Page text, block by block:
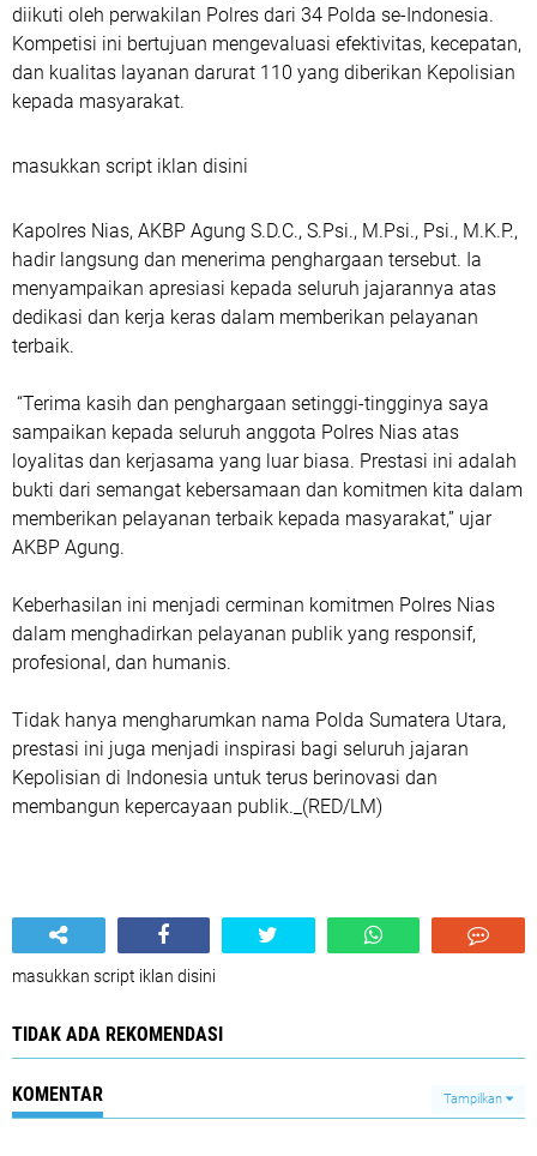
diikuti oleh perwakilan Polres dari 34 Polda se-Indonesia.
Kompetisi ini bertujuan mengevaluasi efektivitas, kecepatan,
dan kualitas layanan darurat 110 yang diberikan Kepolisian
kepada masyarakat.
masukkan script iklan disini
Kapolres Nias, AKBP Agung S.D.C., S.Psi., M.Psi., Psi., M.K.P.,
hadir langsung dan menerima penghargaan tersebut. Ia
menyampaikan apresiasi kepada seluruh jajarannya atas
dedikasi dan kerja keras dalam memberikan pelayanan
terbaik.
“Terima kasih dan penghargaan setinggi-tingginya saya
sampaikan kepada seluruh anggota Polres Nias atas
loyalitas dan kerjasama yang luar biasa. Prestasi ini adalah
bukti dari semangat kebersamaan dan komitmen kita dalam
memberikan pelayanan terbaik kepada masyarakat,” ujar
AKBP Agung.
Keberhasilan ini menjadi cerminan komitmen Polres Nias
dalam menghadirkan pelayanan publik yang responsif,
profesional, dan humanis.
Tidak hanya mengharumkan nama Polda Sumatera Utara,
prestasi ini juga menjadi inspirasi bagi seluruh jajaran
Kepolisian di Indonesia untuk terus berinovasi dan
membangun kepercayaan publik._(RED/LM)
masukkan script iklan disini
TIDAK ADA REKOMENDASI
KOMENTAR Tampilkan